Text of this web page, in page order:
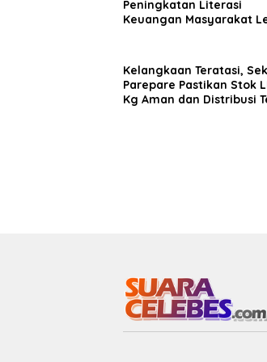
Peningkatan Literasi
Keuangan Masyarakat
Kelangkaan Teratasi,
Parepare Pastikan Stok
Kg Aman dan Distribusi